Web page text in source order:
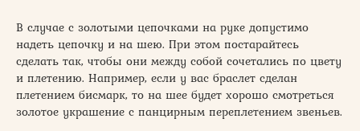
В случае с золотыми цепочками на руке допустимо
надеть цепочку и на шею. При этом постарайтесь
сделать так, чтобы они между собой сочетались по цвету
и плетению. Например, если у вас браслет сделан
плетением бисмарк, то на шее будет хорошо смотреться
золотое украшение с панцирным переплетением звеньев.